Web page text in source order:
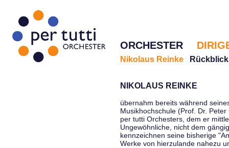
ORCHESTER
Nikolaus Reinke Rückblick
NIKOLAUS REINKE
übernahm bereits während
Musikhochschule (Prof. Dr.
per tutti Orchesters, dem er
Ungewöhnliche, nicht dem
kennzeichnen seine bisherige
Werke von hierzulande nahezu